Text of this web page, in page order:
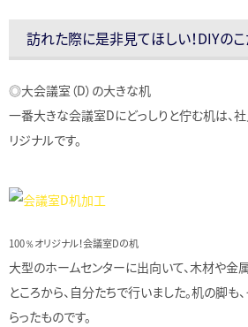
訪れた際に是非見てほしい！DIYの
◎大会議室（D）の大きな机
一番大きな会議室Dにどっしりと佇む机は、
リジナルです。
100％オリジナル！会議室Dの机
大型のホームセンターに出向いて、木材や金
ところから、自分たちで行いました。机の脚も
らったものです。